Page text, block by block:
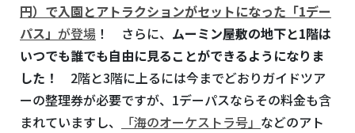
円）で入園とアトラクションがセットになった「1デー
パス」 が登場 ！ さらに、 ムーミン屋敷の地下と1階は
いつでも誰でも自由に見ることができるようになりま
した！
2階と3階に上るには今までどおりガイドツア
ーの整理券が必要ですが、1デーパスならその料金も含
まれていますし、
「海のオーケストラ号」 などのアト